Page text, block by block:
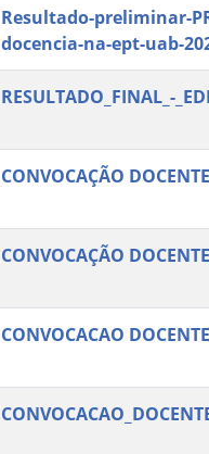
Resultado-preliminar-
docencia-na-ept-uab-
RESULTADO_FINAL_-
CONVOCAÇÃO
CONVOCAÇÃO
CONVOCACAO DOCENTE